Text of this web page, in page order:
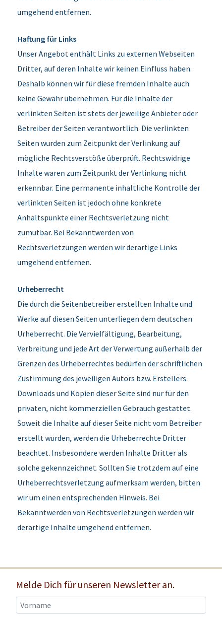
umgehend entfernen.
Haftung für Links
Unser Angebot enthält Links zu externen Webseiten
Dritter, auf deren Inhalte wir keinen Einfluss haben.
Deshalb können wir für diese fremden Inhalte auch
keine Gewähr übernehmen. Für die Inhalte der
verlinkten Seiten ist stets der jeweilige Anbieter oder
Betreiber der Seiten verantwortlich. Die verlinkten
Seiten wurden zum Zeitpunkt der Verlinkung auf
mögliche Rechtsverstöße überprüft. Rechtswidrige
Inhalte waren zum Zeitpunkt der Verlinkung nicht
erkennbar. Eine permanente inhaltliche Kontrolle der
verlinkten Seiten ist jedoch ohne konkrete
Anhaltspunkte einer Rechtsverletzung nicht
zumutbar. Bei Bekanntwerden von
Rechtsverletzungen werden wir derartige Links
umgehend entfernen.
Urheberrecht
Die durch die Seitenbetreiber erstellten Inhalte und
Werke auf diesen Seiten unterliegen dem deutschen
Urheberrecht. Die Vervielfältigung, Bearbeitung,
Verbreitung und jede Art der Verwertung außerhalb der
Grenzen des Urheberrechtes bedürfen der schriftlichen
Zustimmung des jeweiligen Autors bzw. Erstellers.
Downloads und Kopien dieser Seite sind nur für den
privaten, nicht kommerziellen Gebrauch gestattet.
Soweit die Inhalte auf dieser Seite nicht vom Betreiber
erstellt wurden, werden die Urheberrechte Dritter
beachtet. Insbesondere werden Inhalte Dritter als
solche gekennzeichnet. Sollten Sie trotzdem auf eine
Urheberrechtsverletzung aufmerksam werden, bitten
wir um einen entsprechenden Hinweis. Bei
Bekanntwerden von Rechtsverletzungen werden wir
derartige Inhalte umgehend entfernen.
Melde Dich für unseren Newsletter an.